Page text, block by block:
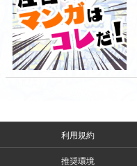
利用規約
推奨環境